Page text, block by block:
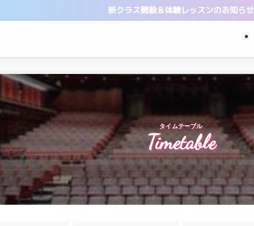
新クラス開設＆体験レッスンのお知らせ
Timetable
タイムテーブル